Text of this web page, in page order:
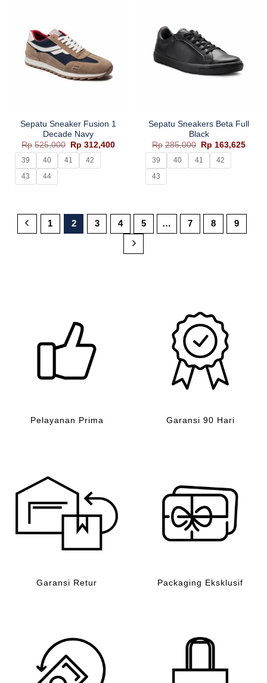
Sepatu Sneaker Fusion 1
Decade Navy
Rp 525,000
Harga
aslinya
adalah:
Rp525,000.
Rp 312,400Harga
Rp312,400.
39 40 41
42
43
44
Sepatu Sneakers Beta Full
Black
Rp 285,000
Harga
aslinya
adalah:
Rp285,000.
Rp 163,625
39 40 41
42
43
1 2 3 4 5 … 7 8 9
Pelayanan Prima Garansi 90 Hari
Garansi Retur Packaging Eksklusif